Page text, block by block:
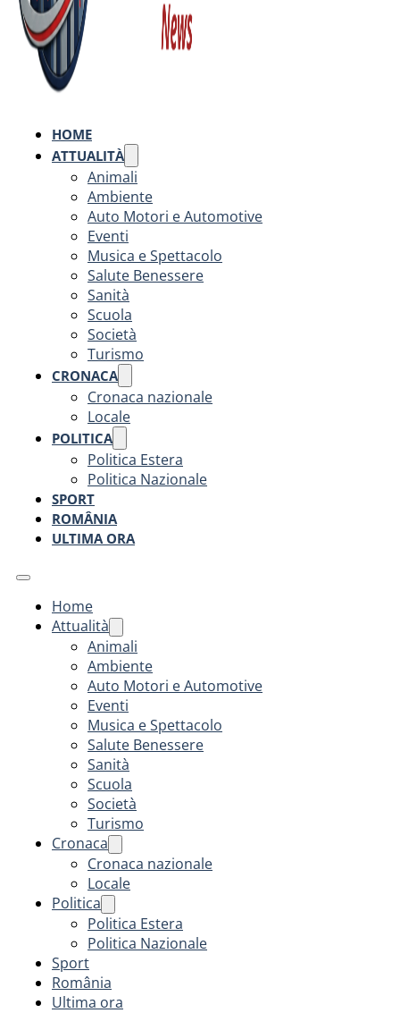
HOME
ATTUALITÀ
Animali
Ambiente
Auto Motori e Automotive
Eventi
Musica e Spettacolo
Salute Benessere
Sanità
Scuola
Società
Turismo
CRONACA
Cronaca nazionale
Locale
POLITICA
Politica Estera
Politica Nazionale
SPORT
ROMÂNIA
ULTIMA ORA
Home
Attualità
Animali
Ambiente
Auto Motori e Automotive
Eventi
Musica e Spettacolo
Salute Benessere
Sanità
Scuola
Società
Turismo
Cronaca
Cronaca nazionale
Locale
Politica
Politica Estera
Politica Nazionale
Sport
România
Ultima ora